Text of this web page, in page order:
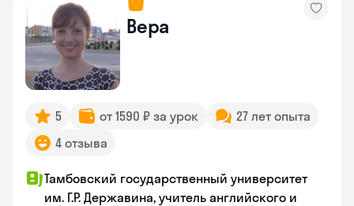
Вера
5 от 1590 ₽ за урок
27 лет опыта
4 отзыва
Тамбовский государственный университет
им. Г.Р. Державина, учитель английского и